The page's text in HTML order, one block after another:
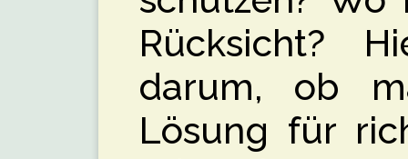
Rücksicht?
darum, ob
Lösung für